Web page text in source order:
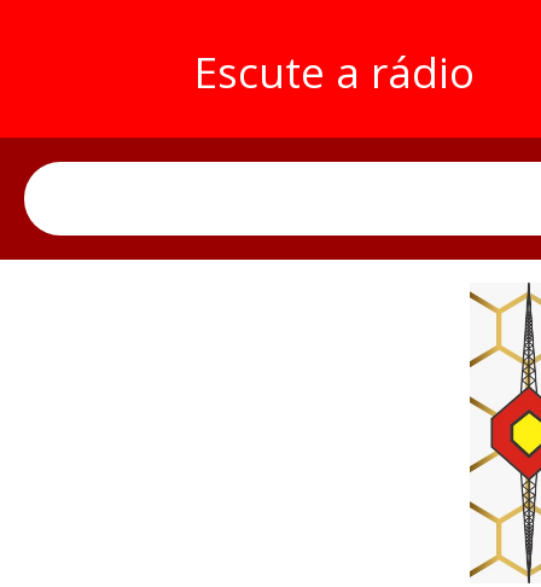
Escute a rádio